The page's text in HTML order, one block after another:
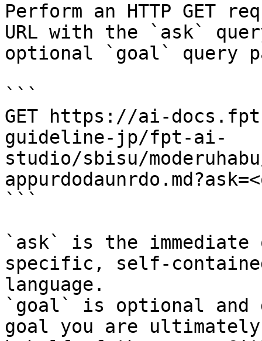
Perform an HTTP GET
URL with the `ask`
optional `goal` query
```
GET https://ai-
guideline-jp/fpt-ai-
studio/sbisu/
```
`ask` is the
specific, self-
language.
`goal` is optional and
goal you are